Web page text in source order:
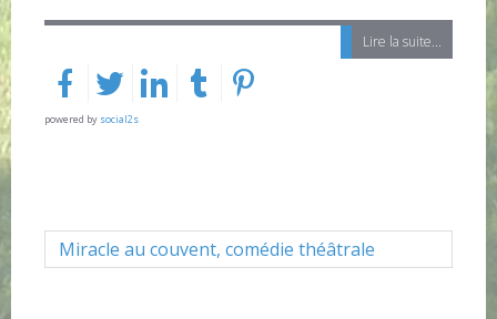
Lire la suite...
powered by social2s
Miracle au couvent, comédie théâtrale